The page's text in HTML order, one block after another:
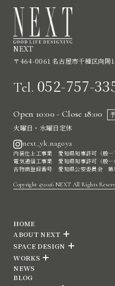
NEXT
〒464-0061 名古屋市千種区向陽
Tel. 052-757-
Open 10:00 - Close 18:00
火曜日・水曜日定休
next_yk.nagoya
内装仕上工事業 愛知県知事許可（般
電気通信工事業 愛知県知事許可（般
古物商登録番号 愛知県公安委員会 第
Copyright ©2026 NEXT All Rights
HOME
ABOUT NEXT
SPACE DESIGN
WORKS
NEWS
BLOG